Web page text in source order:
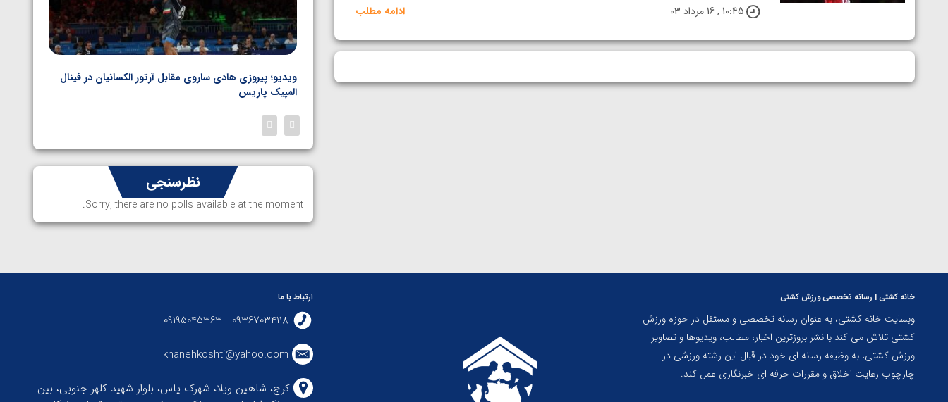
10:45 , 16 مرداد 03
ادامه مطلب
امین میرزازاده
ارمنستان
ویدیو؛ صعود حسن یزدانی به فینال المپیک با برتری مقابل
ناظم امینه
ویدیو؛ پیروزی هادی ساروی مقابل آرتور الکسانیان در فینال
المپیک پاریس
نظرسنجی
Sorry, there are no polls available at the moment.
خانه کشتی | رسانه تخصصی ورزش کشتی
وبسایت خانه کشتی، به عنوان رسانه تخصصی و مستقل در حوزه ورزش
کشتی تلاش می کند با نشر بروزترین اخبار، مطالب، ویدیوها و تصاویر
ورزش کشتی، به وظیفه رسانه ای خود در قبال این رشته ورزشی در
چارچوب رعایت اخلاق و مقررات حرفه ای خبرنگاری عمل کند.
ارتباط با ما
09367034118 - 09195045363
khanehkoshti@yahoo.com
کرج، شاهین ویلا، شهرک یاس، بلوار شهید کلهر جنوبی، بین